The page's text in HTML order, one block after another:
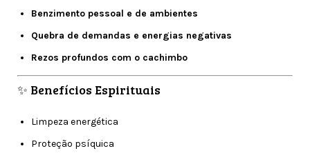
Benzimento pessoal e de ambientes
Quebra de demandas e energias negativas
Rezos profundos com o cachimbo
✨ Benefícios Espirituais
Limpeza energética
Proteção psíquica